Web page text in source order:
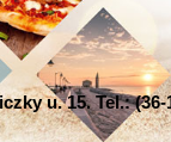
u. 15. Tel.: